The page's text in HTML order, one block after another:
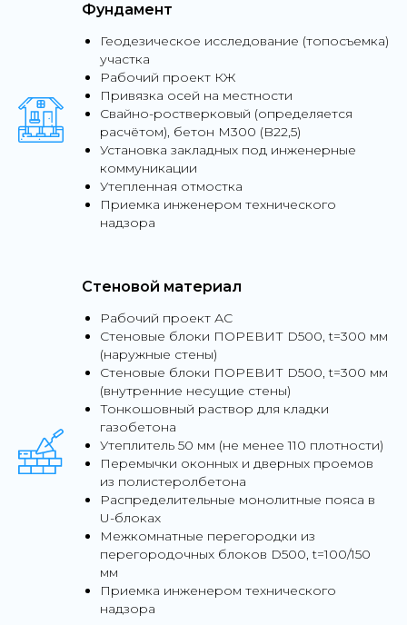
Фундамент
Геодезическое исследование (топосъемка)
участка
Рабочий проект КЖ
Привязка осей на местности
Свайно-ростверковый (определяется
расчётом), бетон М300 (B22,5)
Установка закладных под инженерные
коммуникации
Утепленная отмостка
Приемка инженером технического
надзора
Стеновой материал
Рабочий проект АС
Стеновые блоки ПОРЕВИТ D500, t=300 мм
(наружные стены)
Стеновые блоки ПОРЕВИТ D500, t=300 мм
(внутренние несущие стены)
Тонкошовный раствор для кладки
газобетона
Утеплитель 50 мм (не менее 110 плотности)
Перемычки оконных и дверных проемов
из полистеролбетона
Распределительные монолитные пояса в
U-блоках
Межкомнатные перегородки из
перегородочных блоков D500, t=100/150
мм
Приемка инженером технического
надзора